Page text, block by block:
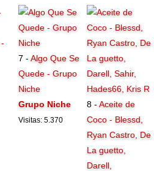
7 -Algo Que Se
Quede - Grupo
Niche
Grupo Niche
Visitas: 5.370
8 -Aceite de
Coco - Blessd,
Ryan Castro, De
La guetto,
Darell,